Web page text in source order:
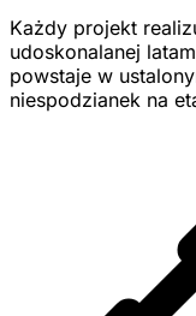
Każdy projekt
udoskonalanej
powstaje w
niespodzianek na